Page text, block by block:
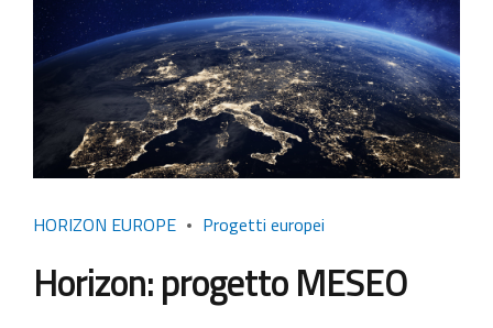
HORIZON EUROPE Progetti europei
Horizon: progetto MESEO